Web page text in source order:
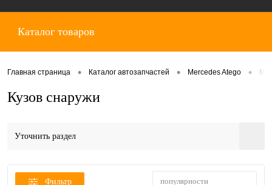
Каталог товаров
Главная страница • Каталог автозапчастей • Mercedes Atego •
Кузов снаружи
Уточнить раздел
Фильтр популярности